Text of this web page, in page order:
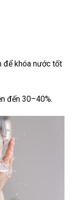
để khóa nước tốt
đến 30–40%.